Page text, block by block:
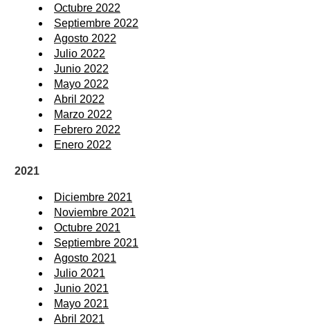
Octubre 2022
Septiembre 2022
Agosto 2022
Julio 2022
Junio 2022
Mayo 2022
Abril 2022
Marzo 2022
Febrero 2022
Enero 2022
2021
Diciembre 2021
Noviembre 2021
Octubre 2021
Septiembre 2021
Agosto 2021
Julio 2021
Junio 2021
Mayo 2021
Abril 2021